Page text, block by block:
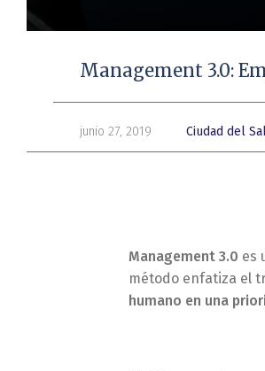
Management 3.0:
junio 27, 2019 Ciudad del
Management 3.0 es
método enfatiza el
humano en una